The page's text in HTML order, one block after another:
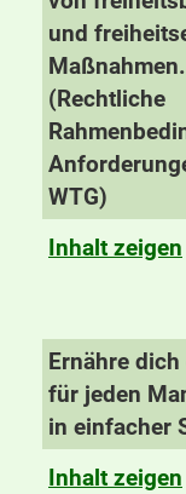
und
Maßnahmen.
(Rechtliche
WTG)
Inhalt zeigen
Ernähre
für jeden
in einfacher
Inhalt zeigen